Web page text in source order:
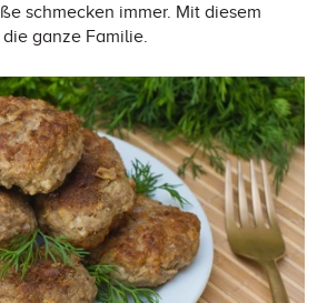
schmecken immer. Mit diesem
ganze Familie.